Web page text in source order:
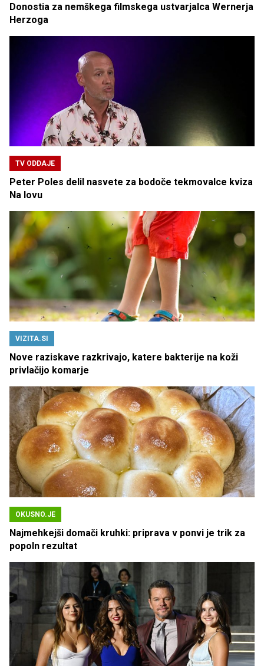
Donostia za nemškega filmskega ustvarjalca Wernerja
Herzoga
TV ODDAJE
Peter Poles delil nasvete za bodoče tekmovalce kviza
Na lovu
VIZITA.SI
Nove raziskave razkrivajo, katere bakterije na koži
privlačijo komarje
OKUSNO.JE
Najmehkejši domači kruhki: priprava v ponvi je trik za
popoln rezultat